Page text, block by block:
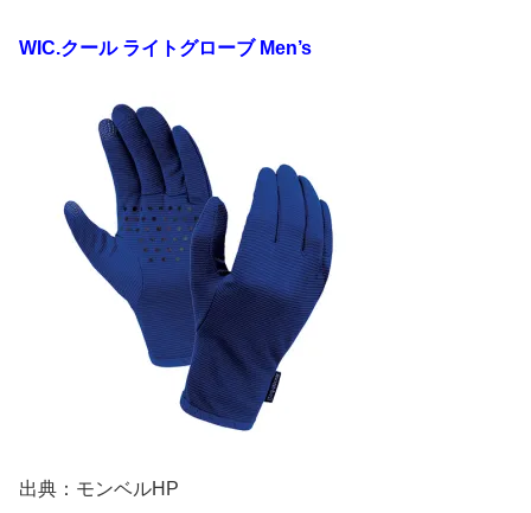
WIC.クール ライトグローブMen’s
出典：モンベルHP